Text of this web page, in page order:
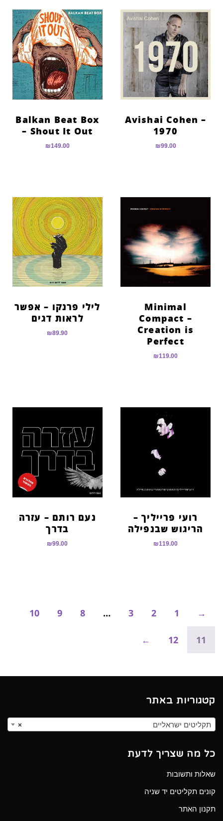
Avishai Cohen –
1970
₪99.00
Balkan Beat Box
– Shout It Out
₪149.00
Minimal
Compact –
Creation is
Perfect
₪119.00
לילי פרנקו – אפשר
לראות דגים
₪89.90
רועי פרייליך –
הריגוש שבנפילה
₪119.00
נעם רותם – עזרה
בדרך
₪99.00
→
1
2
3
…
8
9
10
11
12
←
קטגוריות באתר
× תקליטים ישראליים
כל מה שצריך לדעת
שאלות ותשובות
קונים תקליטים יד שניה
תקנון האתר